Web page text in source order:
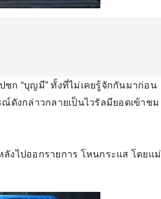
ชก “บุญมี” ทั้งที่ไม่เคยรู้จักกันมาก่อน
ดังกล่าวกลายเป็นไวรัลมียอดเข้าชม
งไปออกรายการ โหนกระแส โดยแม่